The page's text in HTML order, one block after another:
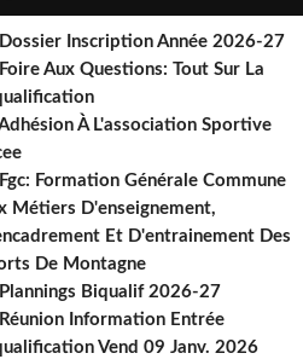
Inscription Année 2026-27
Aux Questions: Tout Sur La
À L'association Sportive
Formation Générale Commune
Métiers D'enseignement,
Et D'entrainement Des
De Montagne
Biqualif 2026-27
Information Entrée
Vend 09 Janv. 2026